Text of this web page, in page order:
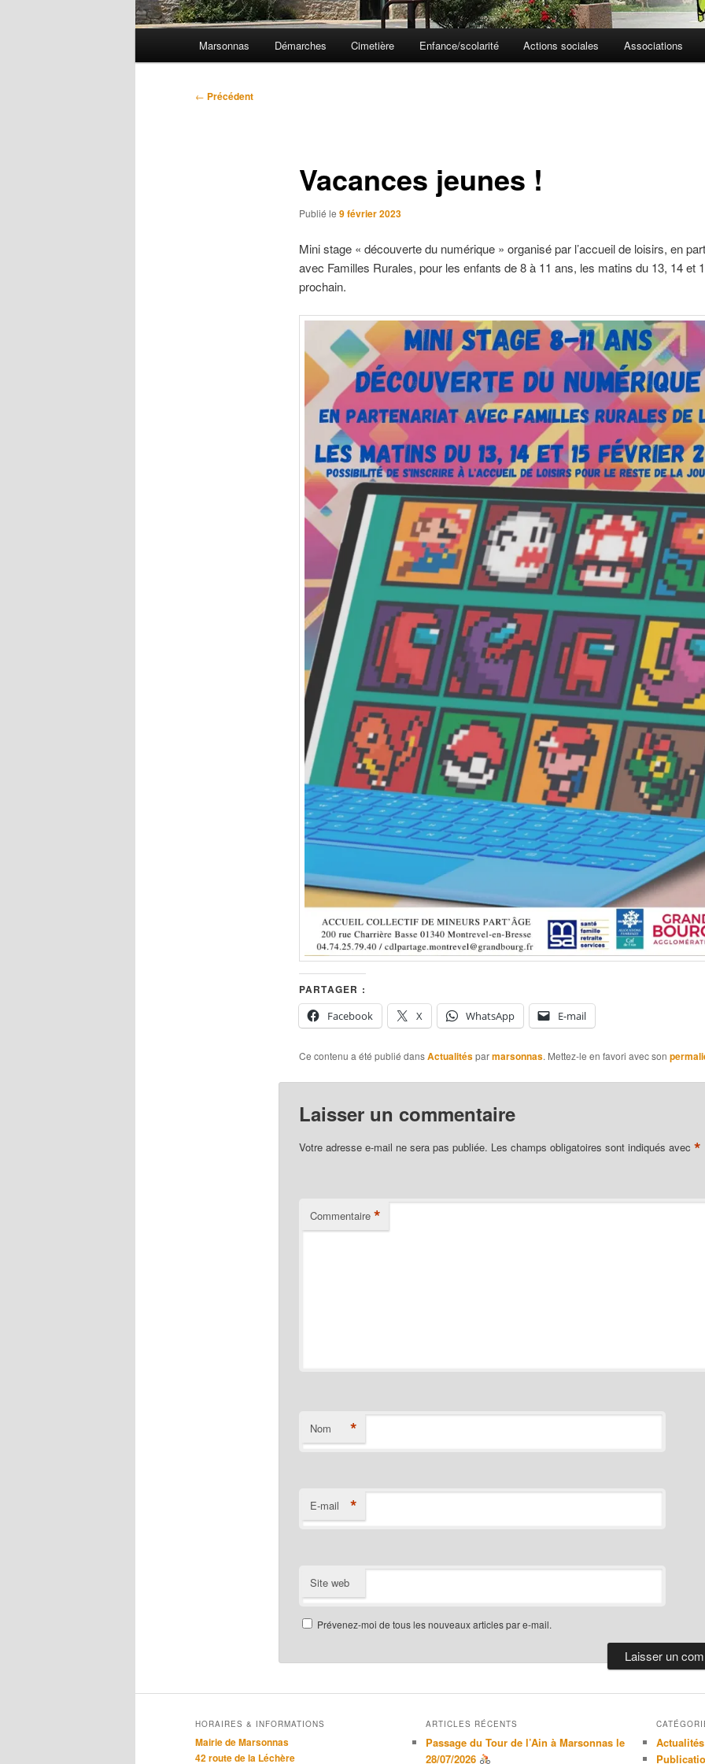
Marsonnas Démarches Cimetière Enfance/scolarité Actions sociales Associations
Navigation
← Précédent
Vacances jeunes !
Publié le 9 février 2023
Mini stage « découverte du numérique » organisé par l’accueil de loisirs, en
avec Familles Rurales, pour les enfants de 8 à 11 ans, les matins du 13, 14 et
prochain.
PARTAGER :
Facebook
X WhatsApp E-mail
Ce contenu a été publié dansActualitésparmarsonnas. Mettez-le en favori avec son
Laisser un commentaire
Votre adresse e-mail ne sera pas publiée. Les champs obligatoires sont indiqués avec *
Commentaire *
Nom *
E-mail *
Site web
Prévenez-moi de tous les nouveaux articles par e-mail.
HORAIRES & INFORMATIONS
Mairie de Marsonnas
42 route de la Léchère
ARTICLES RÉCENTS
Passage du Tour de l’Ain à Marsonnas le
28/07/2026
Actualités